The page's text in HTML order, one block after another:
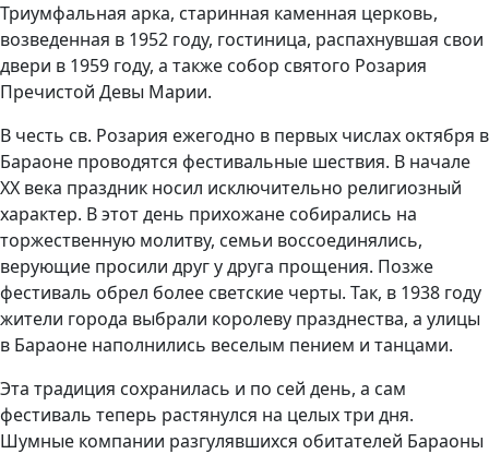
Триумфальная арка, старинная каменная церковь,
возведенная в 1952 году, гостиница, распахнувшая свои
двери в 1959 году, а также собор святого Розария
Пречистой Девы Марии.
В честь св. Розария ежегодно в первых числах октября в
Бараоне проводятся фестивальные шествия. В начале
XX века праздник носил исключительно религиозный
характер. В этот день прихожане собирались на
торжественную молитву, семьи воссоединялись,
верующие просили друг у друга прощения. Позже
фестиваль обрел более светские черты. Так, в 1938 году
жители города выбрали королеву празднества, а улицы
в Бараоне наполнились веселым пением и танцами.
Эта традиция сохранилась и по сей день, а сам
фестиваль теперь растянулся на целых три дня.
Шумные компании разгулявшихся обитателей Бараоны